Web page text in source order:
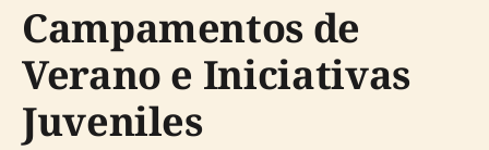
Campamentos de
Verano e Iniciativas
Juveniles